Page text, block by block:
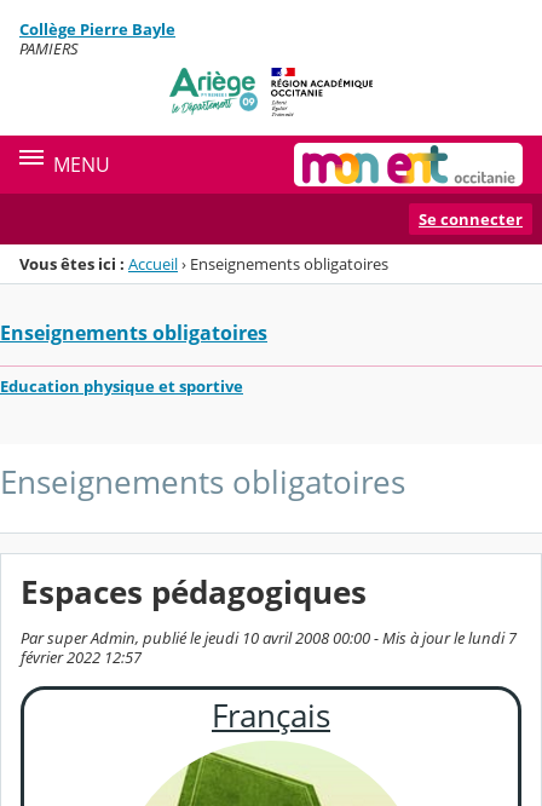
Menu de la rubrique
Contenu
Collège Pierre Bayle
PAMIERS
MENU
Se connecter
Vous êtes ici : Accueil› Enseignements obligatoires
Enseignements obligatoires
Education physique et sportive
Enseignements obligatoires
Espaces pédagogiques
Par super Admin, publié le jeudi 10 avril 2008 00:00 - Mis à jour le lundi 7
février 2022 12:57
Français